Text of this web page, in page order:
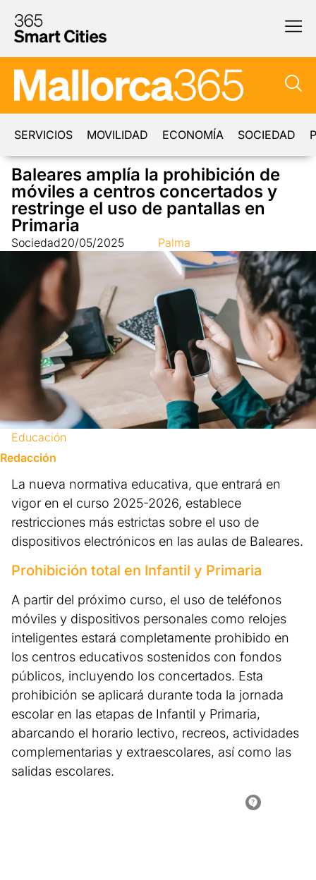
SERVICIOS MOVILIDAD ECONOMÍA SOCIEDAD
Baleares amplía la prohibición de
móviles a centros concertados y
restringe el uso de pantallas en
Primaria
Sociedad20/05/2025 Palma
Educación
Redacción
La nueva normativa educativa, que entrará en
vigor en el curso 2025-2026, establece
restricciones más estrictas sobre el uso de
dispositivos electrónicos en las aulas de Baleares.
Prohibición total en Infantil y Primaria
A partir del próximo curso, el uso de teléfonos
móviles y dispositivos personales como relojes
inteligentes estará completamente prohibido en
los centros educativos sostenidos con fondos
públicos, incluyendo los concertados. Esta
prohibición se aplicará durante toda la jornada
escolar en las etapas de Infantil y Primaria,
abarcando el horario lectivo, recreos, actividades
complementarias y extraescolares, así como las
salidas escolares.